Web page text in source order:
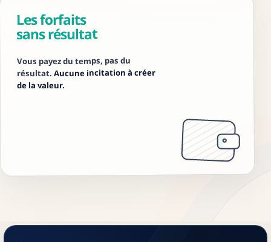
Les forfaits
sans résultat
Vous payez du temps, pas du
résultat. Aucune incitation à créer
de la valeur.